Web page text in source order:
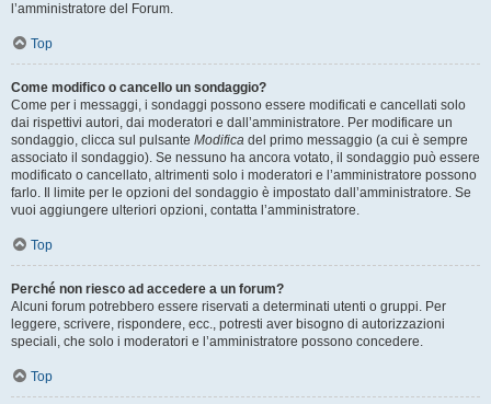
l’amministratore del Forum.
Top
Come modifico o cancello un sondaggio?
Come per i messaggi, i sondaggi possono essere modificati e cancellati solo
dai rispettivi autori, dai moderatori e dall’amministratore. Per modificare un
sondaggio, clicca sul pulsante Modifica del primo messaggio (a cui è sempre
associato il sondaggio). Se nessuno ha ancora votato, il sondaggio può essere
modificato o cancellato, altrimenti solo i moderatori e l’amministratore possono
farlo. Il limite per le opzioni del sondaggio è impostato dall’amministratore. Se
vuoi aggiungere ulteriori opzioni, contatta l’amministratore.
Top
Perché non riesco ad accedere a un forum?
Alcuni forum potrebbero essere riservati a determinati utenti o gruppi. Per
leggere, scrivere, rispondere, ecc., potresti aver bisogno di autorizzazioni
speciali, che solo i moderatori e l’amministratore possono concedere.
Top